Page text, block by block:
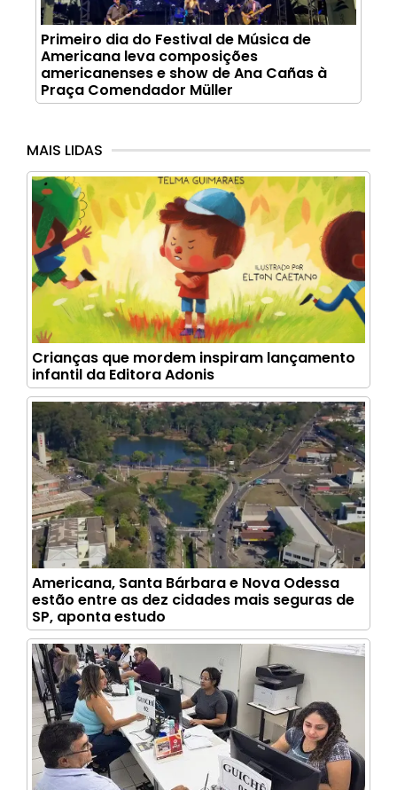
Primeiro dia do Festival de Música de
Americana leva composições
americanenses e show de Ana Cañas à
Praça Comendador Müller
MAIS LIDAS
Crianças que mordem inspiram lançamento
infantil da Editora Adonis
Americana, Santa Bárbara e Nova Odessa
estão entre as dez cidades mais seguras de
SP, aponta estudo